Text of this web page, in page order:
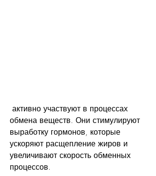
обмена веществ. Они стимулируют
выработку гормонов, которые
ускоряют расщепление жиров и
увеличивают скорость обменных
процессов.